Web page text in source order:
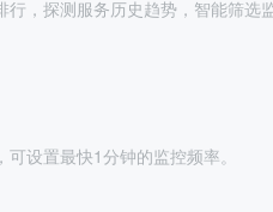
行，探测服务历史趋势，智能筛选
设置最快1分钟的监控频率。